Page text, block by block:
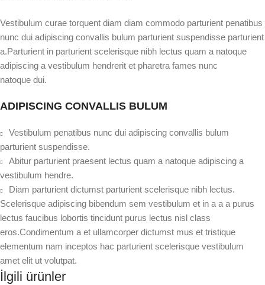
Vestibulum curae torquent diam diam commodo parturient penatibus
nunc dui adipiscing convallis bulum parturient suspendisse parturient
a.Parturient in parturient scelerisque nibh lectus quam a natoque
adipiscing a vestibulum hendrerit et pharetra fames nunc
natoque dui.
ADIPISCING CONVALLIS BULUM
Vestibulum penatibus nunc dui adipiscing convallis bulum
parturient suspendisse.
Abitur parturient praesent lectus quam a natoque adipiscing a
vestibulum hendre.
Diam parturient dictumst parturient scelerisque nibh lectus.
Scelerisque adipiscing bibendum sem vestibulum et in a a a purus
lectus faucibus lobortis tincidunt purus lectus nisl class
eros.Condimentum a et ullamcorper dictumst mus et tristique
elementum nam inceptos hac parturient scelerisque vestibulum
amet elit ut volutpat.
İlgili ürünler